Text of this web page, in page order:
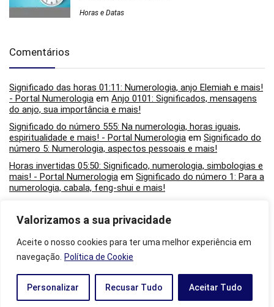
Valorizamos a sua privacidade
Aceite o nosso cookies para ter uma melhor experiência em
navegação.
Política de Cookie
Personalizar Recusar Tudo Aceitar Tudo
Horas e Datas
Comentários
Significado das horas 01:11: Numerologia, anjo Elemiah e mais!
- Portal Numerologia em Anjo 0101: Significados, mensagens
do anjo, sua importância e mais!
Significado do número 555: Na numerologia, horas iguais,
espiritualidade e mais! - Portal Numerologia em Significado do
número 5: Numerologia, aspectos pessoais e mais!
Horas invertidas 05:50: Significado, numerologia, simbologias e
mais! - Portal Numerologia em Significado do número 1: Para a
numerologia, cabala, feng-shui e mais!
mais! - Portal NumerologiaemHoras invertidas 21:12: Anjo,
numerologia e mais!
Horas invertidas 05:50: Significado, numerologia, simbologias e
mais! - Portal Numerologiaem